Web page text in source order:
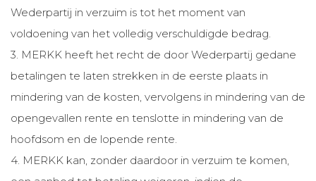
Wederpartij in verzuim is tot het moment van
voldoening van het volledig verschuldigde bedrag.
3. MERKK heeft het recht de door Wederpartij gedane
betalingen te laten strekken in de eerste plaats in
mindering van de kosten, vervolgens in mindering van de
opengevallen rente en tenslotte in mindering van de
hoofdsom en de lopende rente.
4. MERKK kan, zonder daardoor in verzuim te komen,